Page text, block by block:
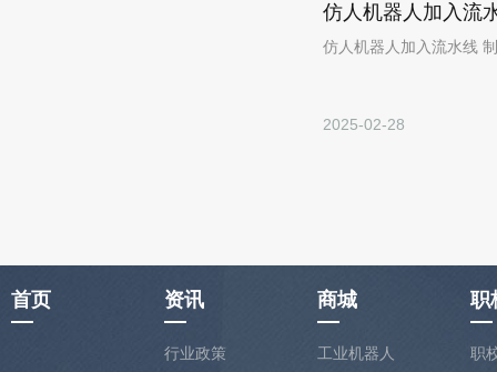
仿人机器人加入流
仿人机器人加入流水线
2025-02-28
首页 资讯
行业政策
商城
工业机器人
职
职